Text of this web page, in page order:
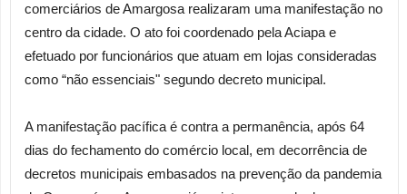
comerciários de Amargosa realizaram uma manifestação no
centro da cidade. O ato foi coordenado pela Aciapa e
efetuado por funcionários que atuam em lojas consideradas
como “não essenciais" segundo decreto municipal.
A manifestação pacífica é contra a permanência, após 64
dias do fechamento do comércio local, em decorrência de
decretos municipais embasados na prevenção da pandemia